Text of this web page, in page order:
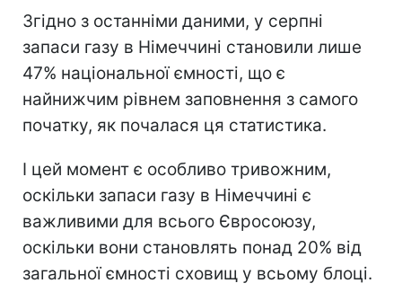
Згідно з останніми даними, у серпні
запаси газу в Німеччині становили лише
47% національної ємності, що є
найнижчим рівнем заповнення з самого
початку, як почалася ця статистика.
І цей момент є особливо тривожним,
оскільки запаси газу в Німеччині є
важливими для всього Євросоюзу,
оскільки вони становлять понад 20% від
загальної ємності сховищ у всьому блоці.